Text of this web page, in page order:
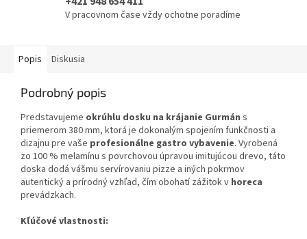
V pracovnom čase vždy ochotne poradíme
Popis Diskusia
Podrobný popis
Predstavujeme okrúhlu dosku na krájanie Gurmán s
priemerom 380 mm, ktorá je dokonalým spojením funkčnosti a
dizajnu pre vaše profesionálne gastro vybavenie. Vyrobená
zo 100 % melamínu s povrchovou úpravou imitujúcou drevo, táto
doska dodá vášmu servírovaniu pizze a iných pokrmov
autentický a prírodný vzhľad, čím obohatí zážitok v horeca
prevádzkach.
Kľúčové vlastnosti: